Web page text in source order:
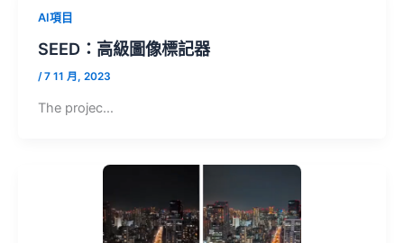
AI項目
SEED：高級圖像標記器
/7 11 月, 2023
The projec…